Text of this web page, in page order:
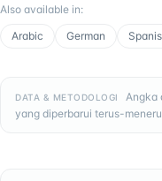
Also available in:
Arabic
German
DATA & METODOLOGI
Angka
yang diperbarui terus-